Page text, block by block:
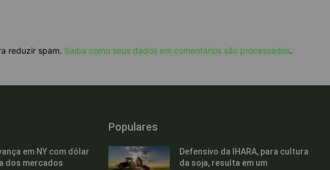
reduzir spam. Saiba como seus dados em comentários são processados.
em NY com dólar
dos mercados
Populares
Defensivo da IHARA, para cultura
da soja, resulta em um